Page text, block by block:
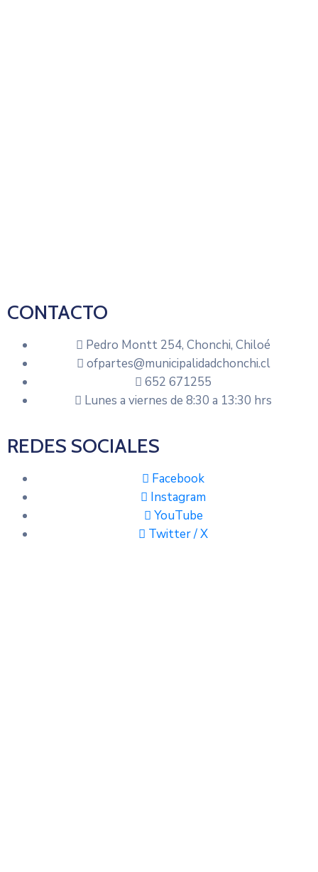
CONTACTO
Pedro Montt 254, Chonchi, Chiloé
ofpartes@municipalidadchonchi.cl
652 671255
Lunes a viernes de 8:30 a 13:30 hrs
REDES SOCIALES
Facebook
Instagram
YouTube
Twitter / X